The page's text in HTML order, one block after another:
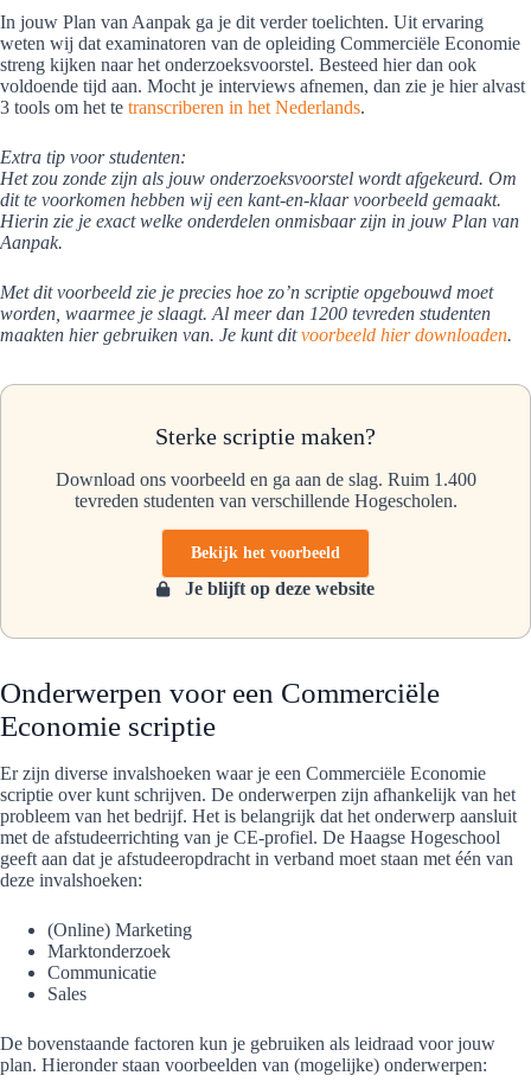
In jouw Plan van Aanpak ga je dit verder toelichten. Uit ervaring
weten wij dat examinatoren van de opleiding Commerciële Economie
streng kijken naar het onderzoeksvoorstel. Besteed hier dan ook
voldoende tijd aan. Mocht je interviews afnemen, dan zie je hier alvast
3 tools om het te transcriberen in het Nederlands.
Extra tip voor studenten:
Het zou zonde zijn als jouw onderzoeksvoorstel wordt afgekeurd. Om
dit te voorkomen hebben wij een kant-en-klaar voorbeeld gemaakt.
Hierin zie je exact welke onderdelen onmisbaar zijn in jouw Plan van
Aanpak.
Met dit voorbeeld zie je precies hoe zo’n scriptie opgebouwd moet
worden, waarmee je slaagt. Al meer dan 1200 tevreden studenten
maakten hier gebruiken van. Je kunt ditvoorbeeld hier downloaden.
Sterke scriptie maken?
Download ons voorbeeld en ga aan de slag. Ruim 1.400
tevreden studenten van verschillende Hogescholen.
Bekijk het voorbeeld
Je blijft op deze website
Onderwerpen voor een Commerciële
Economie scriptie
Er zijn diverse invalshoeken waar je een Commerciële Economie
scriptie over kunt schrijven. De onderwerpen zijn afhankelijk van het
probleem van het bedrijf. Het is belangrijk dat het onderwerp aansluit
met de afstudeerrichting van je CE-profiel. De Haagse Hogeschool
geeft aan dat je afstudeeropdracht in verband moet staan met één van
deze invalshoeken:
(Online) Marketing
Marktonderzoek
Communicatie
Sales
De bovenstaande factoren kun je gebruiken als leidraad voor jouw
plan. Hieronder staan voorbeelden van (mogelijke) onderwerpen: